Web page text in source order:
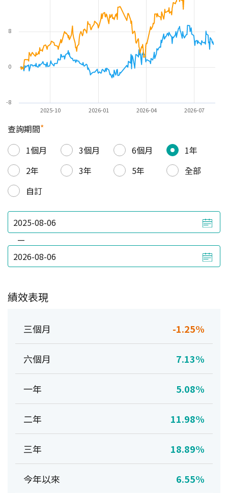
2025-10 2026-01 2026-04 2026-07
-8
0
8
查詢期間*
1個月
3個月 6個月
1年
2年
3年 5年
全部
自訂
—
績效表現
三個月 -1.25%
六個月 7.13%
一年 5.08%
二年 11.98%
三年 18.89%
今年以來 6.55%